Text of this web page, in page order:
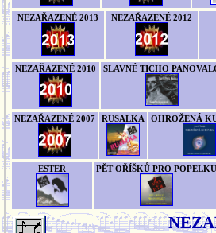
NEZAŘAZENÉ 2013 NEZAŘAZENÉ 2012
NEZAŘAZENÉ 2010 SLAVNÉ TICHO
NEZAŘAZENÉ 2007 RUSALKA OHROŽENÁ
ESTER PĚT OŘÍŠKŮ PRO POPELKU